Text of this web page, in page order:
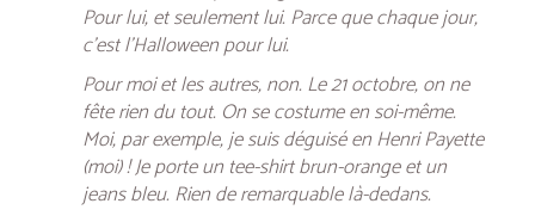
Pour lui, et seulement lui. Parce que chaque jour,
c’est l’Halloween pour lui.
Pour moi et les autres, non. Le 21 octobre, on ne
fête rien du tout. On se costume en soi-même.
Moi, par exemple, je suis déguisé en Henri Payette
(moi) ! Je porte un tee-shirt brun-orange et un
jeans bleu. Rien de remarquable là-dedans.